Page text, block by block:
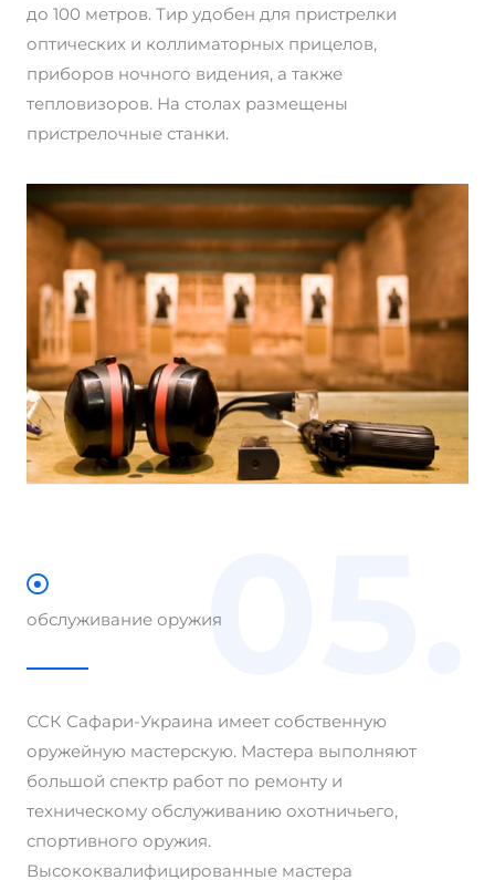
до 100 метров. Тир удобен для пристрелки
оптических и коллиматорных прицелов,
приборов ночного видения, а также
тепловизоров. На столах размещены
пристрелочные станки.
обслуживание оружия05.
ССК Сафари-Украина имеет собственную
оружейную мастерскую. Мастера выполняют
большой спектр работ по ремонту и
техническому обслуживанию охотничьего,
спортивного оружия.
Высококвалифицированные мастера